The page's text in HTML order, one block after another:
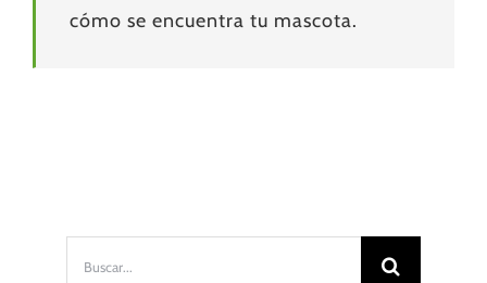
cómo se encuentra tu mascota.